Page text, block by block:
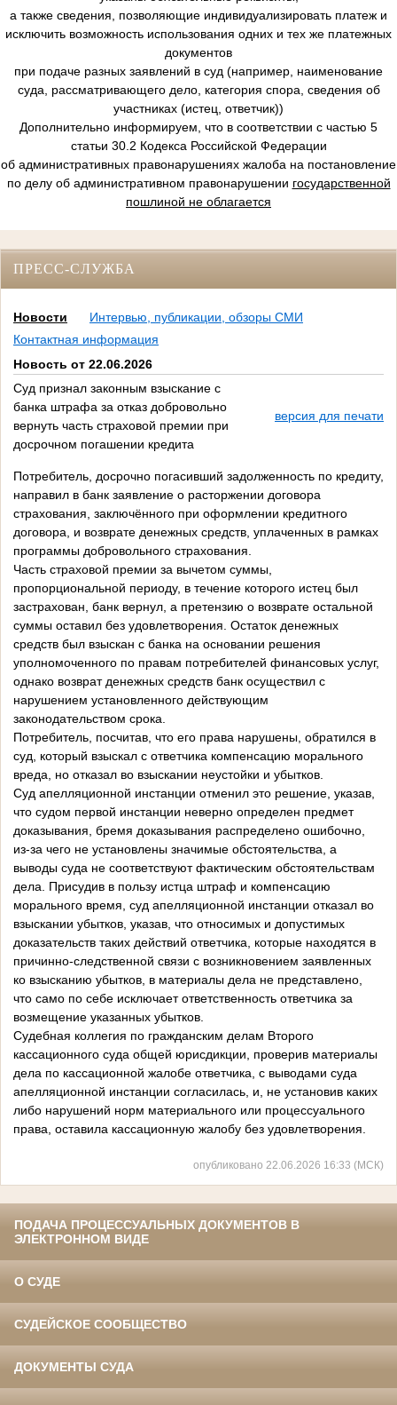
а также сведения, позволяющие индивидуализировать платеж и
исключить возможность использования одних и тех же платежных
документов
при подаче разных заявлений в суд (например, наименование
суда, рассматривающего дело, категория спора, сведения об
участниках (истец, ответчик))
Дополнительно информируем, что в соответствии с частью 5
статьи 30.2 Кодекса Российской Федерации
об административных правонарушениях жалоба на постановление
по делу об административном правонарушении государственной
пошлиной не облагается
ПРЕСС-СЛУЖБА
Новости
Интервью, публикации, обзоры СМИ
Контактная информация
Новость от 22.06.2026
Суд признал законным взыскание с
банка штрафа за отказ добровольно
вернуть часть страховой премии при
досрочном погашении кредита
версия для печати
Потребитель, досрочно погасивший задолженность по кредиту,
направил в банк заявление о расторжении договора
страхования, заключённого при оформлении кредитного
договора, и возврате денежных средств, уплаченных в рамках
программы добровольного страхования.
Часть страховой премии за вычетом суммы,
пропорциональной периоду, в течение которого истец был
застрахован, банк вернул, а претензию о возврате остальной
суммы оставил без удовлетворения. Остаток денежных
средств был взыскан с банка на основании решения
уполномоченного по правам потребителей финансовых услуг,
однако возврат денежных средств банк осуществил с
нарушением установленного действующим
законодательством срока.
Потребитель, посчитав, что его права нарушены, обратился в
суд, который взыскал с ответчика компенсацию морального
вреда, но отказал во взыскании неустойки и убытков.
Суд апелляционной инстанции отменил это решение, указав,
что судом первой инстанции неверно определен предмет
доказывания, бремя доказывания распределено ошибочно,
из-за чего не установлены значимые обстоятельства, а
выводы суда не соответствуют фактическим обстоятельствам
дела. Присудив в пользу истца штраф и компенсацию
морального время, суд апелляционной инстанции отказал во
взыскании убытков, указав, что относимых и допустимых
доказательств таких действий ответчика, которые находятся в
причинно-следственной связи с возникновением заявленных
ко взысканию убытков, в материалы дела не представлено,
что само по себе исключает ответственность ответчика за
возмещение указанных убытков.
Судебная коллегия по гражданским делам Второго
кассационного суда общей юрисдикции, проверив материалы
дела по кассационной жалобе ответчика, с выводами суда
апелляционной инстанции согласилась, и, не установив каких
либо нарушений норм материального или процессуального
права, оставила кассационную жалобу без удовлетворения.
опубликовано 22.06.2026 16:33 (МСК)
ПОДАЧА ПРОЦЕССУАЛЬНЫХ ДОКУМЕНТОВ В
ЭЛЕКТРОННОМ ВИДЕ
О СУДЕ
СУДЕЙСКОЕ СООБЩЕСТВО
ДОКУМЕНТЫ СУДА